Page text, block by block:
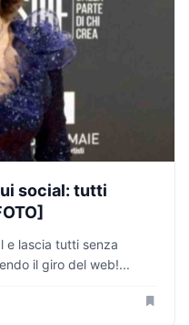
social: tutti
e lascia tutti senza
il giro del web!...